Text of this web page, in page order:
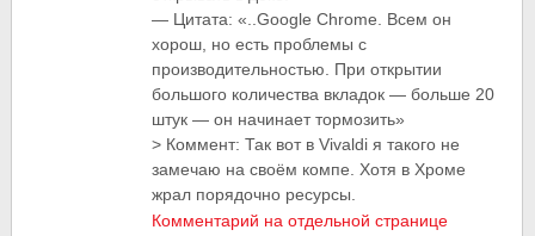
— Цитата: «..Google Chrome. Всем он
хорош, но есть проблемы с
производительностью. При открытии
большого количества вкладок — больше 20
штук — он начинает тормозить»
> Коммент: Так вот в Vivaldi я такого не
замечаю на своём компе. Хотя в Хроме
жрал порядочно ресурсы.
Комментарий на отдельной странице